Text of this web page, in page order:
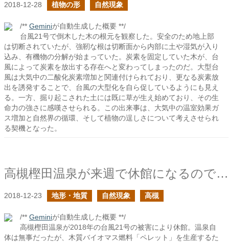
2018-12-28 植物の形 自然現象
/** Geminiが自動生成した概要 **/
台風21号で倒木した木の根元を観察した。安全のため地上部
は切断されていたが、強靭な根は切断面から内部に土や湿気が入り
込み、有機物の分解が始まっていた。炭素を固定していた木が、台
風によって炭素を放出する存在へと変わってしまったのだ。大型台
風は大気中の二酸化炭素増加と関連付けられており、更なる炭素放
出を誘発することで、台風の大型化を自ら促しているようにも見え
る。一方、掘り起こされた土には既に草が生え始めており、その生
命力の強さに感嘆させられる。この出来事は、大気中の温室効果ガ
ス増加と自然界の循環、そして植物の逞しさについて考えさせられ
る契機となった。
高槻樫田温泉が来週で休館になるので行ってきた
2018-12-23 地形・地質 自然現象 高槻
/** Geminiが自動生成した概要 **/
高槻樫田温泉が2018年の台風21号の被害により休館。温泉自
体は無事だったが、木質バイオマス燃料「ペレット」を生産するた